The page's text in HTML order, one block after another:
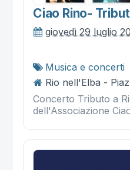
Ciao Rino-
giovedì 29 luglio
Musica e concerti
Rio nell'Elba -
Concerto Tributo a
dell'Associazione